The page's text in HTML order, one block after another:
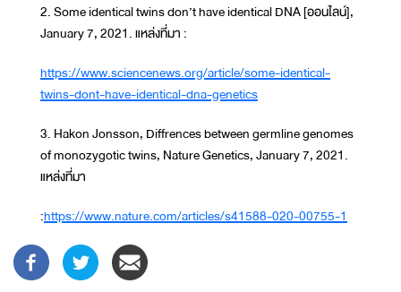
2. Some identical twins don’t have identical DNA [ออนไลน์],
January 7, 2021. แหล่งที่มา :
https://www.sciencenews.org/article/some-identical-
twins-dont-have-identical-dna-genetics
3. Hakon Jonsson, Diffrences between germline genomes
of monozygotic twins, Nature Genetics, January 7, 2021.
แหล่งที่มา
:https://www.nature.com/articles/s41588-020-00755-1